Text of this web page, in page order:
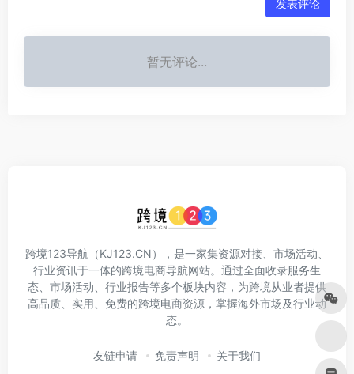
发表评论
暂无评论...
跨境123导航（KJ123.CN），是一家集资源对接、市场活动、
行业资讯于一体的跨境电商导航网站。通过全面收录服务生
态、市场活动、行业报告等多个板块内容，为跨境从业者提供
高品质、实用、免费的跨境电商资源，掌握海外市场及行业动
态。
友链申请 免责声明 关于我们